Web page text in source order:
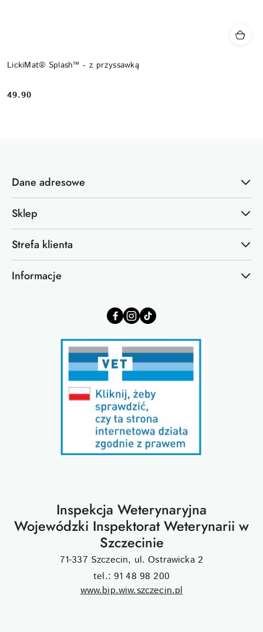
LickiMat® Splash™ - z przyssawką
Cena:
49.90
Dane adresowe
Sklep
Strefa klienta
Informacje
Inspekcja Weterynaryjna
Wojewódzki Inspektorat Weterynarii w
Szczecinie
71-337 Szczecin, ul. Ostrawicka 2
tel.: 91 48 98 200
www.bip.wiw.szczecin.pl